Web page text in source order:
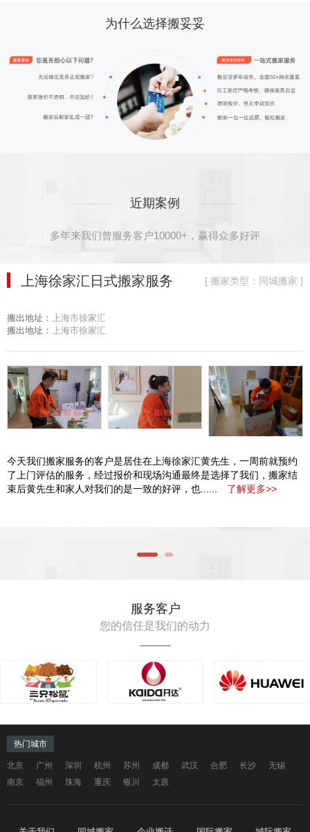
为什么选择搬妥妥
近期案例
多年来我们曾服务客户10000+，赢得众多好评
上海徐家汇日式搬家服务 [ 搬家类型：同城搬家 ]
搬出地址：
上海市徐家汇
搬出地址：
上海市徐家汇
今天我们搬家服务的客户是居住在上海徐家汇黄先生，一周前就预约
了上门评估的服务，经过报价和现场沟通最终是选择了我们，搬家结
束后黄先生和家人对我们的是一致的好评，也......
了解更多>>
服务客户
您的信任是我们的动力
热门城市
北京 广州 深圳 杭州 苏州 成都 武汉 合肥 长沙
无锡
南京
福州 珠海 重庆 银川 太原